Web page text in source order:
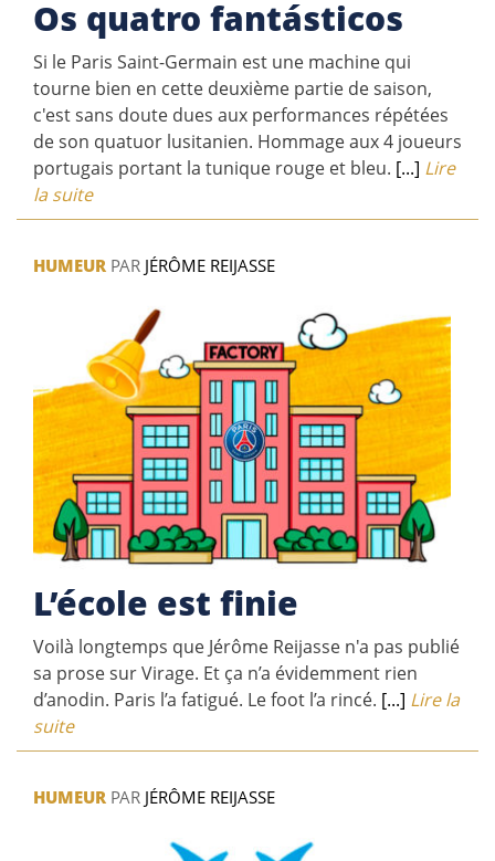
Os quatro fantásticos
Si le Paris Saint-Germain est une machine qui
tourne bien en cette deuxième partie de saison,
c'est sans doute dues aux performances répétées
de son quatuor lusitanien. Hommage aux 4 joueurs
portugais portant la tunique rouge et bleu. [...] Lire
la suite
HUMEUR PAR JÉRÔME REIJASSE
L’école est finie
Voilà longtemps que Jérôme Reijasse n'a pas publié
sa prose sur Virage. Et ça n’a évidemment rien
d’anodin. Paris l’a fatigué. Le foot l’a rincé. [...] Lire la
suite
HUMEUR PAR JÉRÔME REIJASSE